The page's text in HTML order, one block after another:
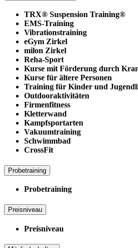
TRX® Suspension Training®
EMS-Training
Vibrationstraining
eGym Zirkel
milon Zirkel
Reha-Sport
Kurse mit Förderung durch
Kurse für ältere Personen
Training für Kinder und
Outdooraktivitäten
Firmenfitness
Kletterwand
Kampfsportarten
Vakuumtraining
Schwimmbad
CrossFit
Probetraining
Probetraining
Preisniveau
Preisniveau